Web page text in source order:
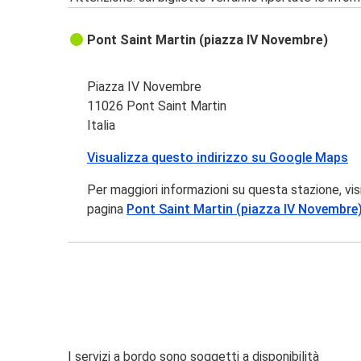
Pont Saint Martin (piazza IV Novembre)
Piazza IV Novembre
11026 Pont Saint Martin
Italia
Visualizza questo indirizzo su Google Maps
Per maggiori informazioni su questa stazione,
pagina Pont Saint Martin (piazza IV
I servizi a bordo sono soggetti a disponibilità